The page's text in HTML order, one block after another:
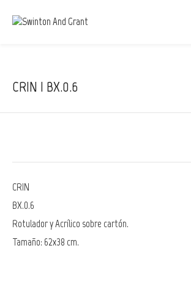
CRIN | BX.0.6
CRIN
BX.0.6
Rotulador y Acrílico sobre cartón.
Tamaño: 62x38 cm.